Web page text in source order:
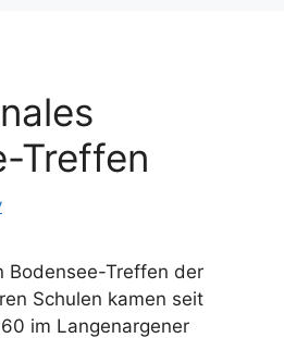
Treffen
Bodensee-Treffen der
Schulen kamen seit
im Langenargener